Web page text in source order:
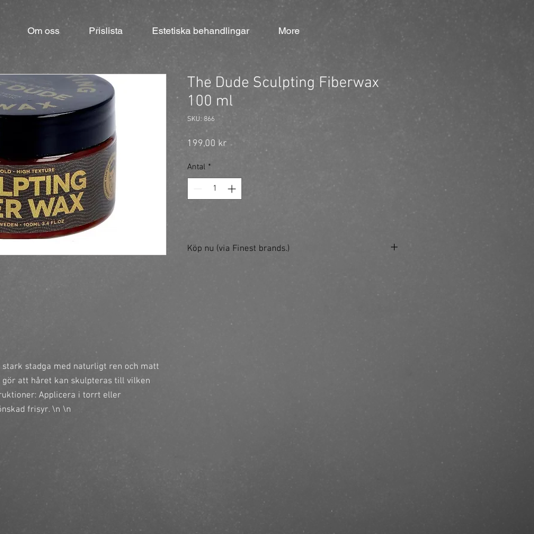
Om oss Prislista Estetiska behandlingar More
stadga med naturligt ren och matt
att håret kan skulpteras till vilken
Applicera i torrt eller
frisyr. \n \n
The Dude Sculpting Fiberwax
100 ml
SKU: 866
199,00 krPris
Antal *
Köp nu (via Finest brands.)